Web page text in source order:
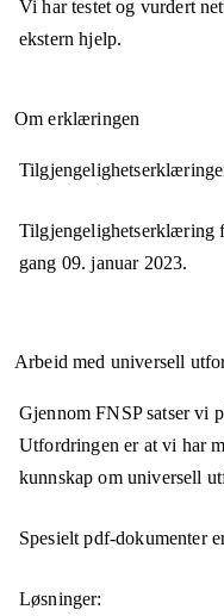
Vi har testet og vurdert
ekstern hjelp.
Om erklæringen
Tilgjengelighetserklæring
gang 09. januar 2023.
Arbeid med universell
Gjennom FNSP satser vi
Utfordringen er at vi har
kunnskap om universell
Spesielt pdf-dokumenter
Løsninger: